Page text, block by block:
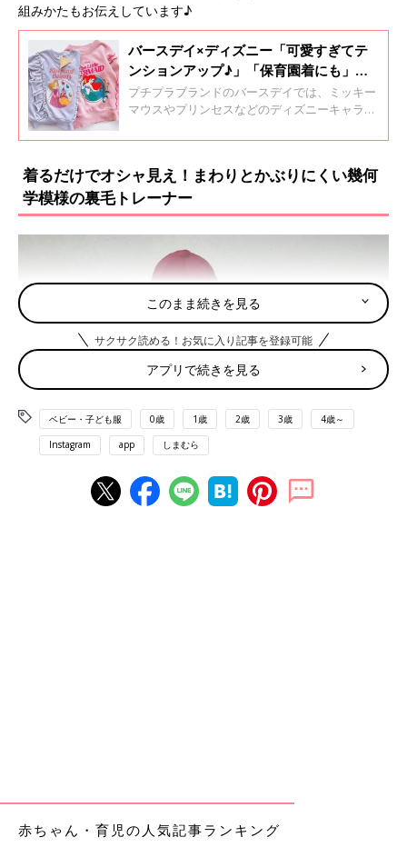
組みかたもお伝えしています♪
バースデイ×ディズニー「可愛すぎてテ
ンションアップ♪」「保育園着にも」元
子ども服販売員ライターおすすめ★コラ
ボアイテム4選
プチプラブランドのバースデイでは、ミッキー
マウスやプリンセスなどのディズニーキャラク
これからの時期に大活躍するコラボアイテムを
イテムの魅力やおすすめコーデもお伝えしてい
ます♪
着るだけでオシャ見え！まわりとかぶりにくい幾何
学模様の裏毛トレーナー
トムスと合わせてもオシャ見えするので、ゲットしておくべきア
このまま続きを見る
サクサク読める！お気に入り記事を登録可能
アプリで続きを見る
ベビー・子ども服 0歳 1歳 2歳 3歳 4歳～
Instagram app しまむら
赤ちゃん・育児の人気記事ランキング